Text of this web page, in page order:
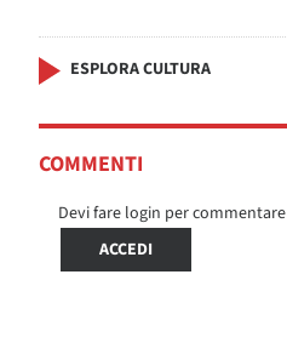
ESPLORA CULTURA
COMMENTI
Devi fare login per commentare
ACCEDI